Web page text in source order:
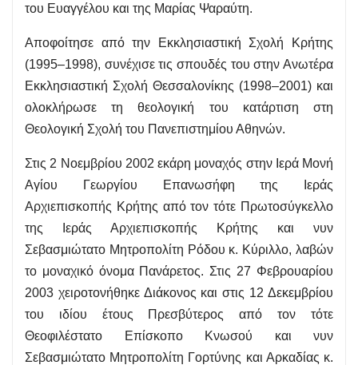
του Ευαγγέλου και της Μαρίας Ψαραύτη.
Αποφοίτησε από την Εκκλησιαστική Σχολή Κρήτης
(1995–1998), συνέχισε τις σπουδές του στην Ανωτέρα
Εκκλησιαστική Σχολή Θεσσαλονίκης (1998–2001) και
ολοκλήρωσε τη θεολογική του κατάρτιση στη
Θεολογική Σχολή του Πανεπιστημίου Αθηνών.
Στις 2 Νοεμβρίου 2002 εκάρη μοναχός στην Ιερά Μονή
Αγίου Γεωργίου Επανωσήφη της Ιεράς
Αρχιεπισκοπής Κρήτης από τον τότε Πρωτοσύγκελλο
της Ιεράς Αρχιεπισκοπής Κρήτης και νυν
Σεβασμιώτατο Μητροπολίτη Ρόδου κ. Κύριλλο, λαβών
το μοναχικό όνομα Πανάρετος. Στις 27 Φεβρουαρίου
2003 χειροτονήθηκε Διάκονος και στις 12 Δεκεμβρίου
του ιδίου έτους Πρεσβύτερος από τον τότε
Θεοφιλέστατο Επίσκοπο Κνωσού και νυν
Σεβασμιώτατο Μητροπολίτη Γορτύνης και Αρκαδίας κ.